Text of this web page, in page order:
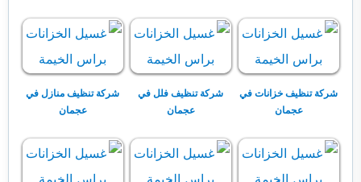
شركة تنظيف خزانات في
عجمان
شركة تنظيف فلل في
عجمان
شركة تنظيف منازل في
عجمان